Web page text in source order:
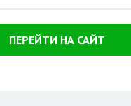
ПЕРЕЙТИ НА САЙТ